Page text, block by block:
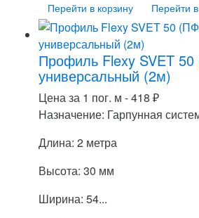
Перейти в корзину Перейти
Профиль Flexy SVET
универсальный (2м)
Цена за 1 пог. м -418 ₽
Назначение: Гарпунная
Длина: 2 метра
Высота: 30 мм
Ширина: 54...